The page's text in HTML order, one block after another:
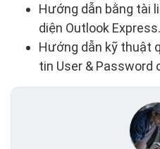
Hướng dẫn bằng tài
diện Outlook Express.
Hướng dẫn kỹ thuật
tin User & Password